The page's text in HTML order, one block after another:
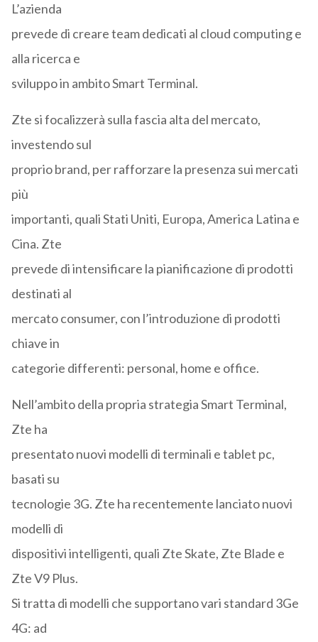
L’azienda
prevede di creare team dedicati al cloud computing e
alla ricerca e
sviluppo in ambito Smart Terminal.
Zte si focalizzerà sulla fascia alta del mercato,
investendo sul
proprio brand, per rafforzare la presenza sui mercati
più
importanti, quali Stati Uniti, Europa, America Latina e
Cina. Zte
prevede di intensificare la pianificazione di prodotti
destinati al
mercato consumer, con l’introduzione di prodotti
chiave in
categorie differenti: personal, home e office.
Nell’ambito della propria strategia Smart Terminal,
Zte ha
presentato nuovi modelli di terminali e tablet pc,
basati su
tecnologie 3G. Zte ha recentemente lanciato nuovi
modelli di
dispositivi intelligenti, quali Zte Skate, Zte Blade e
Zte V9 Plus.
Si tratta di modelli che supportano vari standard 3Ge
4G: ad